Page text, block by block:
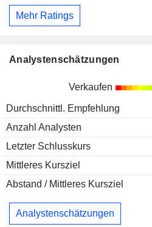
Mehr Ratings
Analystenschätzungen
Verkaufen
Durchschnittl. Empfehlung
Anzahl Analysten
Letzter Schlusskurs
Mittleres Kursziel
Abstand / Mittleres Kursziel
Analystenschätzungen